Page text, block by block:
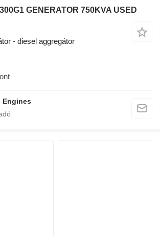
GENERATOR 750KVA USED
- diesel aggregátor
Engines